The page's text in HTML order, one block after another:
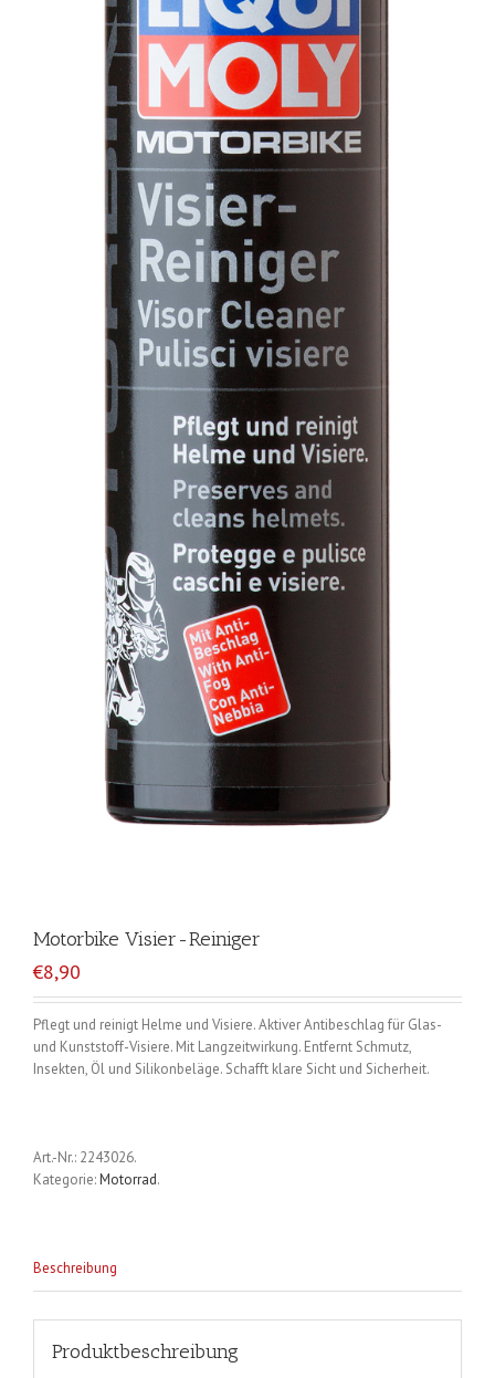
Motorbike Visier-Reiniger
€8,90
Pflegt und reinigt Helme und Visiere. Aktiver Antibeschlag für Glas-
und Kunststoff-Visiere. Mit Langzeitwirkung. Entfernt Schmutz,
Insekten, Öl und Silikonbeläge. Schafft klare Sicht und Sicherheit.
Art.-Nr.: 2243026.
Kategorie:Motorrad.
Beschreibung
Produktbeschreibung